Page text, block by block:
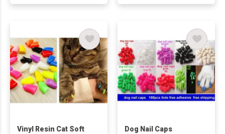
Vinyl Resin Cat Soft
Dog Nail Caps